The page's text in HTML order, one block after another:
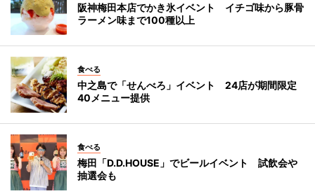
阪神梅田本店でかき氷イベント イチゴ味から豚骨
ラーメン味まで100種以上
食べる
中之島で「せんべろ」イベント 24店が期間限定
40メニュー提供
食べる
梅田「D.D.HOUSE」でビールイベント 試飲会や
抽選会も